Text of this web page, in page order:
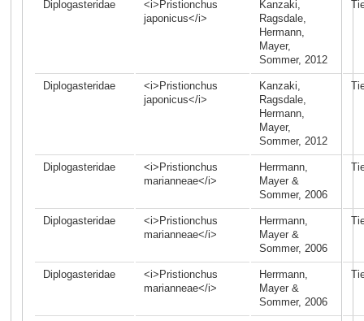
Diplogasteridae
<i>Pristionchus
japonicus</i>
Kanzaki,
Ragsdale,
Hermann,
Mayer,
Sommer, 2012
Diplogasteridae
<i>Pristionchus
japonicus</i>
Kanzaki,
Ragsdale,
Hermann,
Mayer,
Sommer, 2012
Diplogasteridae
<i>Pristionchus
marianneae</i>
Herrmann,
Mayer &
Sommer, 2006
Diplogasteridae
<i>Pristionchus
marianneae</i>
Herrmann,
Mayer &
Sommer, 2006
Diplogasteridae
<i>Pristionchus
marianneae</i>
Herrmann,
Mayer &
Sommer, 2006